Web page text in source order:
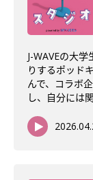
J-WAVEの大
りするポッド
んで、コラボ
し、自分には